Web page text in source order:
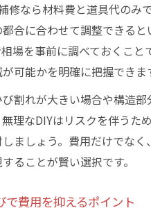
修なら材料費と道具代のみ
合に合わせて調整できると
場を事前に調べておくこと
可能かを明確に把握できま
割れが大きい場合や構造
理なDIYはリスクを伴うた
ましょう。費用だけでなく
ることが賢い選択です。
で費用を抑えるポイント